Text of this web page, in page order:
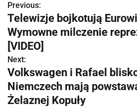
N
a
w
i
g
a
Previous:
Telewizje bojkotują
Wymowne milczenie
[VIDEO]
Next:
Volkswagen i Rafael
Niemczech mają
Żelaznej Kopuły